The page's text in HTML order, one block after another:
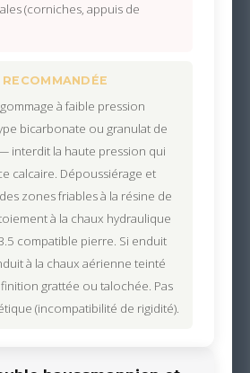
(corniches, appuis de
à faible pression
bicarbonate ou granulat de
interdit la haute pression qui
calcaire. Dépoussiérage et
zones friables à la résine de
à la chaux hydraulique
compatible pierre. Si enduit
à la chaux aérienne teinté
finition grattée ou talochée. Pas
(incompatibilité de rigidité).